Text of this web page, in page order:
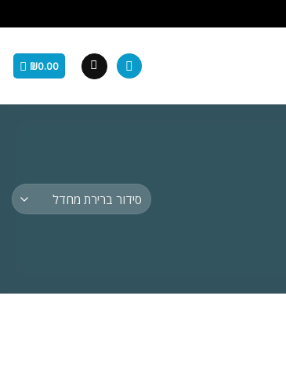
₪0.00